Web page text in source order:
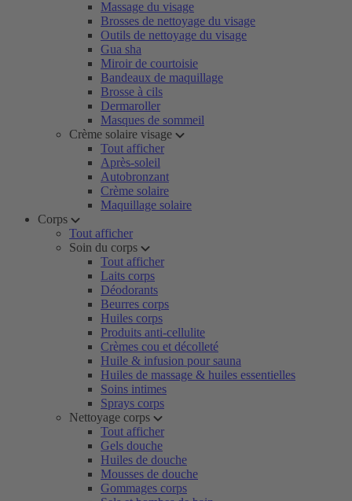
Massage du visage
Brosses de nettoyage du visage
Outils de nettoyage du visage
Gua sha
Miroir de courtoisie
Bandeaux de maquillage
Brosse à cils
Dermaroller
Masques de sommeil
Crème solaire visage
Tout afficher
Après-soleil
Autobronzant
Crème solaire
Maquillage solaire
Corps
Tout afficher
Soin du corps
Tout afficher
Laits corps
Déodorants
Beurres corps
Huiles corps
Produits anti-cellulite
Crèmes cou et décolleté
Huile & infusion pour sauna
Huiles de massage & huiles essentielles
Soins intimes
Sprays corps
Nettoyage corps
Tout afficher
Gels douche
Huiles de douche
Mousses de douche
Gommages corps